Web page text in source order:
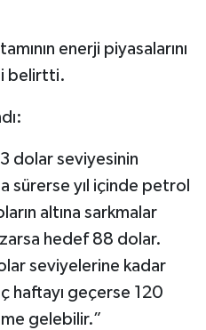
enerji piyasalarını
belirtti.
dolar seviyesinin
sürerse yıl içinde petrol
altına sarkmalar
hedef 88 dolar.
seviyelerine kadar
haftayı geçerse 120
gelebilir.”